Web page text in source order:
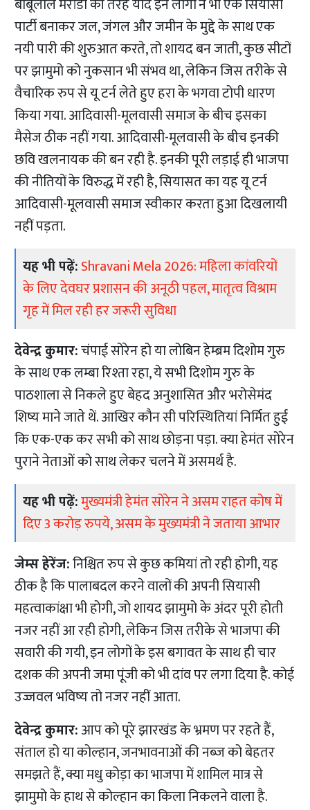
बाबूलाल मरांडी की तरह यदि इन लोगों ने भी एक सियासी
पार्टी बनाकर जल, जंगल और जमीन के मुद्दे के साथ एक
नयी पारी की शुरुआत करते, तो शायद बन जाती, कुछ सीटों
पर झामुमो को नुकसान भी संभव था, लेकिन जिस तरीके से
वैचारिक रुप से यू टर्न लेते हुए हरा के भगवा टोपी धारण
किया गया. आदिवासी-मूलवासी समाज के बीच इसका
मैसेज ठीक नहीं गया. आदिवासी-मूलवासी के बीच इनकी
छवि खलनायक की बन रही है. इनकी पूरी लड़ाई ही भाजपा
की नीतियों के विरुद्ध में रही है, सियासत का यह यू टर्न
आदिवासी-मूलवासी समाज स्वीकार करता हुआ दिखलायी
नहीं पड़ता.
यह भी पढ़ें:Shravani Mela 2026: महिला कांवरियों
के लिए देवघर प्रशासन की अनूठी पहल, मातृत्व विश्राम
गृह में मिल रही हर जरूरी सुविधा
देवेन्द्र कुमार:चंपाई सोरेन हो या लोबिन हेम्ब्रम दिशोम गुरु
के साथ एक लम्बा रिश्ता रहा, ये सभी दिशोम गुरु के
पाठशाला से निकले हुए बेहद अनुशासित और भरोसेमंद
शिष्य माने जाते थें. आखिर कौन सी परिस्थितियां निर्मित हुई
कि एक-एक कर सभी को साथ छोड़ना पड़ा. क्या हेमंत सोरेन
पुराने नेताओं को साथ लेकर चलने में असमर्थ है.
यह भी पढ़ें:मुख्यमंत्री हेमंत सोरेन ने असम राहत कोष में
दिए 3 करोड़ रुपये, असम के मुख्यमंत्री ने जताया आभार
जेम्स हेरेंज:निश्चित रुप से कुछ कमियां तो रही होगी, यह
ठीक है कि पालाबदल करने वालों की अपनी सियासी
महत्वाकांक्षा भी होगी, जो शायद झामुमो के अंदर पूरी होती
नजर नहीं आ रही होगी, लेकिन जिस तरीके से भाजपा की
सवारी की गयी, इन लोगों के इस बगावत के साथ ही चार
दशक की अपनी जमा पूंजी को भी दांव पर लगा दिया है. कोई
उज्जवल भविष्य तो नजर नहीं आता.
देवेन्द्र कुमार:आप को पूरे झारखंड के भ्रमण पर रहते हैं,
संताल हो या कोल्हान, जनभावनाओं की नब्ज को बेहतर
समझते हैं, क्या मधु कोड़ा का भाजपा में शामिल मात्र से
झामुमो के हाथ से कोल्हान का किला निकलने वाला है.